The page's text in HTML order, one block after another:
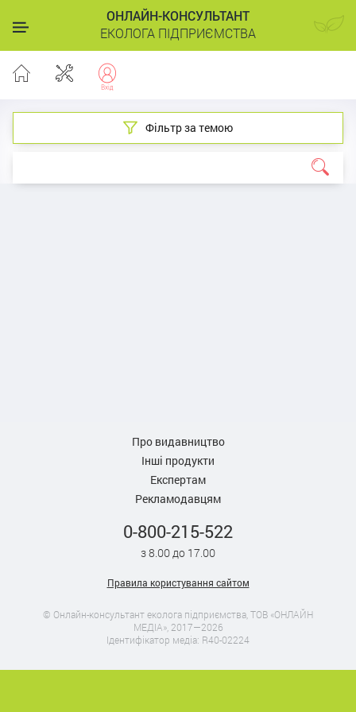
ОНЛАЙН-КОНСУЛЬТАНТ
ЕКОЛОГА ПІДПРИЄМСТВА
Фільтр за темою
Про видавництво
Інші продукти
Експертам
Рекламодавцям
0-800-215-522
з 8.00 до 17.00
Правила користування сайтом
© Онлайн-консультант еколога підприємства, ТОВ «ОНЛАЙН
МЕДІА», 2017—2026
Ідентифікатор медіа: R40-02224